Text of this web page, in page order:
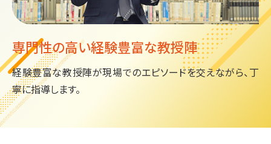
専門性の高い経験豊富な教授陣
経験豊富な教授陣が現場でのエピソードを交えながら、丁
寧に指導します。